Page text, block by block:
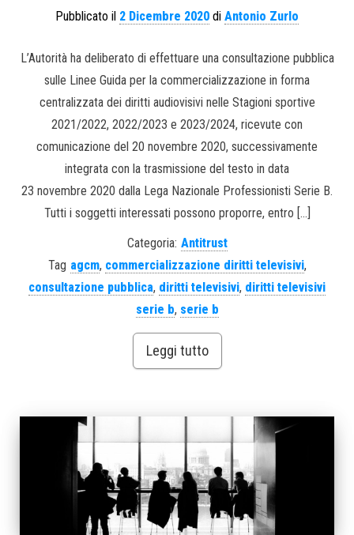
Pubblicato il 2 Dicembre 2020 di Antonio Zurlo
L’Autorità ha deliberato di effettuare una consultazione pubblica
sulle Linee Guida per la commercializzazione in forma
centralizzata dei diritti audiovisivi nelle Stagioni sportive
2021/2022, 2022/2023 e 2023/2024, ricevute con
comunicazione del 20 novembre 2020, successivamente
integrata con la trasmissione del testo in data
23 novembre 2020 dalla Lega Nazionale Professionisti Serie B.
Tutti i soggetti interessati possono proporre, entro […]
Categoria: Antitrust
Tag agcm, commercializzazione diritti televisivi,
consultazione pubblica, diritti televisivi, diritti televisivi
serie b, serie b
Leggi tutto